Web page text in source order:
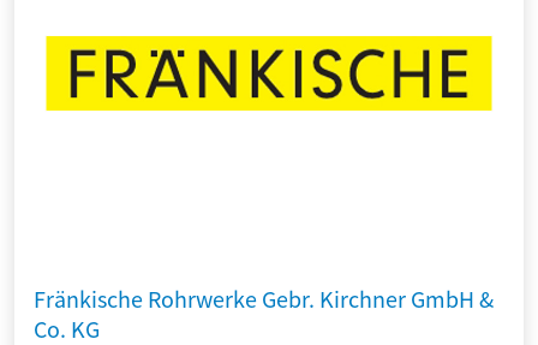
Fränkische Rohrwerke Gebr. Kirchner GmbH &
Co. KG